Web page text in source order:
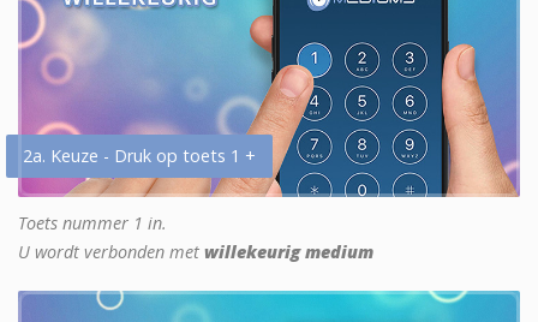
2a. Keuze - Druk op toets 1 +
Toets nummer 1 in.
U wordt verbonden met willekeurig medium